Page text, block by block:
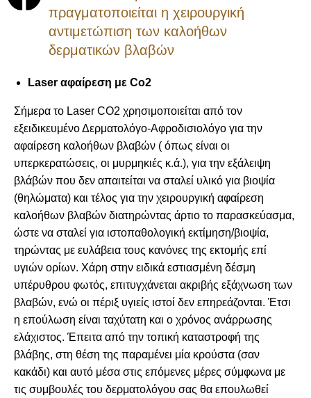
πραγματοποιείται η χειρουργική
αντιμετώπιση των καλοήθων
δερματικών βλαβών
Laser αφαίρεση με Co2
Σήμερα το Laser CO2 χρησιμοποιείται από τον
εξειδικευμένο Δερματολόγο-Αφροδισιολόγο για την
αφαίρεση καλοήθων βλαβών ( όπως είναι οι
υπερκερατώσεις, οι μυρμηκιές κ.ά.), για την εξάλειψη
βλάβών που δεν απαιτείται να σταλεί υλικό για βιοψία
(θηλώματα) και τέλος για την χειρουργική αφαίρεση
καλοήθων βλαβών διατηρώντας άρτιο το παρασκεύασμα,
ώστε να σταλεί για ιστοπαθολογική εκτίμηση/βιοψία,
τηρώντας με ευλάβεια τους κανόνες της εκτομής επί
υγιών ορίων. Χάρη στην ειδικά εστιασμένη δέσμη
υπέρυθρου φωτός, επιτυγχάνεται ακριβής εξάχνωση των
βλαβών, ενώ οι πέριξ υγιείς ιστοί δεν επηρεάζονται. Έτσι
η επούλωση είναι ταχύτατη και ο χρόνος ανάρρωσης
ελάχιστος. Έπειτα από την τοπική καταστροφή της
βλάβης, στη θέση της παραμένει μία κρούστα (σαν
κακάδι) και αυτό μέσα στις επόμενες μέρες σύμφωνα με
τις συμβουλές του δερματολόγου σας θα επουλωθεί